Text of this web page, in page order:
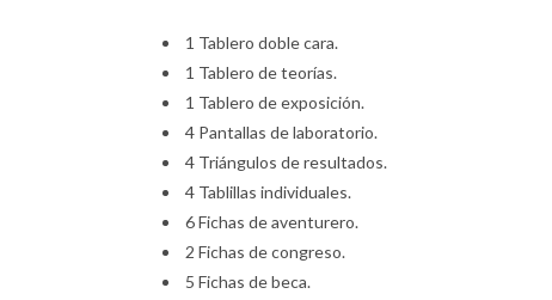
1 Tablero doble cara.
1 Tablero de teorías.
1 Tablero de exposición.
4 Pantallas de laboratorio.
4 Triángulos de resultados.
4 Tablillas individuales.
6 Fichas de aventurero.
2 Fichas de congreso.
5 Fichas de beca.